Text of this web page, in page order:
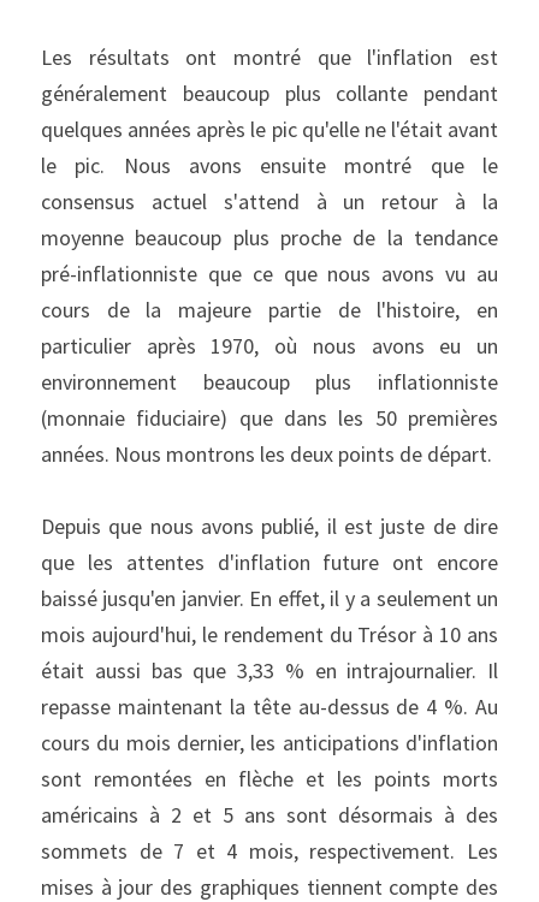
Les résultats ont montré que l'inflation est
généralement beaucoup plus collante pendant
quelques années après le pic qu'elle ne l'était avant
le pic. Nous avons ensuite montré que le
consensus actuel s'attend à un retour à la
moyenne beaucoup plus proche de la tendance
pré-inflationniste que ce que nous avons vu au
cours de la majeure partie de l'histoire, en
particulier après 1970, où nous avons eu un
environnement beaucoup plus inflationniste
(monnaie fiduciaire) que dans les 50 premières
années. Nous montrons les deux points de départ.
Depuis que nous avons publié, il est juste de dire
que les attentes d'inflation future ont encore
baissé jusqu'en janvier. En effet, il y a seulement un
mois aujourd'hui, le rendement du Trésor à 10 ans
était aussi bas que 3,33 % en intrajournalier. Il
repasse maintenant la tête au-dessus de 4 %. Au
cours du mois dernier, les anticipations d'inflation
sont remontées en flèche et les points morts
américains à 2 et 5 ans sont désormais à des
sommets de 7 et 4 mois, respectivement. Les
mises à jour des graphiques tiennent compte des